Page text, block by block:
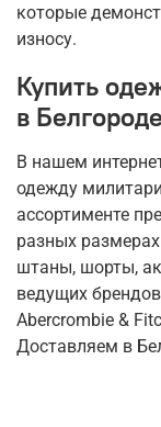
которые
износу.
Купить
в
В нашем
одежду
ассортименте
разных
штаны, шорты,
ведущих
Abercrombie &
Доставляем в